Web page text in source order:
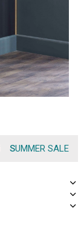
SUMMER SALE